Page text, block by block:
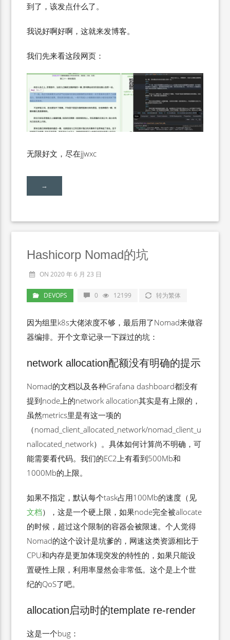
到了，该发点什么了。
我说好啊好啊，这就来发博客。
我们先来看这段网页：
无限好文，尽在jjwxc
→
Hashicorp Nomad的坑
ON 2020 年 6 月 23 日
DEVOPS 0 12199 转为繁体
因为组里k8s大佬浓度不够，最后用了Nomad来做容
器编排。开个文章记录一下踩过的坑：
network allocation配额没有明确的提示
Nomad的文档以及各种Grafana dashboard都没有
提到node上的network allocation其实是有上限的，
虽然metrics里是有这一项的
（nomad_client_allocated_network/nomad_client_u
nallocated_network）。具体如何计算尚不明确，可
能需要看代码。我们的EC2上有看到500Mb和
1000Mb的上限。
如果不指定，默认每个task占用100Mb的速度（见
文档），这是一个硬上限，如果node完全被allocate
的时候，超过这个限制的容器会被限速。个人觉得
Nomad的这个设计是坑爹的，网速这类资源相比于
CPU和内存是更加体现突发的特性的，如果只能设
置硬性上限，利用率显然会非常低。这个是上个世
纪的QoS了吧。
allocation启动时的template re-render
这是一个bug：